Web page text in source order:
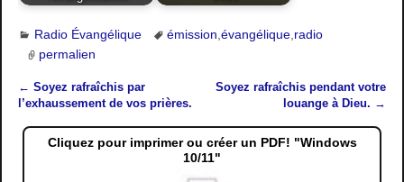
Radio Évangélique émission évangélique, radio
permalien
Navigation des articles
← Soyez rafraîchis par
l’exhaussement de vos prières.
Soyez rafraîchis pendant votre
louange à Dieu. →
Cliquez pour imprimer ou créer un PDF! "Windows
10/11"